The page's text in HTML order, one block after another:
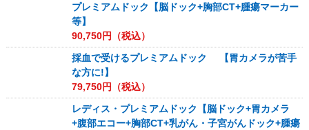
プレミアムドック【脳ドック+胸部CT+腫瘍マーカー
等】
90,750円（税込）
採血で受けるプレミアムドック 【胃カメラが苦手
な方に!】
79,750円（税込）
レディス・プレミアムドック【脳ドック+胃カメラ
+腹部エコー+胸部CT+乳がん・子宮がんドック+腫瘍